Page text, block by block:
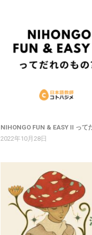
NIHONGO FUN & EASY II って
2022年10月28日